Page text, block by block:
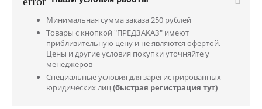
Минимальная сумма заказа 250 рублей
Товары с кнопкой "ПРЕДЗАКАЗ" имеют
приблизительную цену и не являются офертой.
Цены и другие условия покупки уточняйте у
менеджеров
Специальные условия для зарегистрированных
юридических лиц(быстрая регистрация тут)